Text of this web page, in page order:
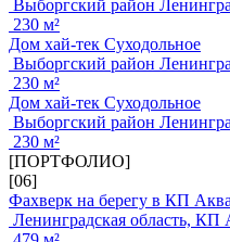
Выборгский район
230 м²
Дом хай-тек Суходольное
Выборгский район
230 м²
Дом хай-тек Суходольное
Выборгский район
230 м²
[ПОРТФОЛИО]
[06]
Фахверк на берегу в КП
Ленинградская область, КП